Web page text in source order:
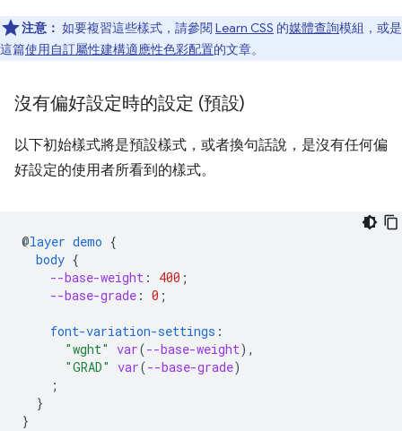
注意： 如要複習這些樣式，請參閱 Learn CSS 的媒體查詢模組，或是
這篇使用自訂屬性建構適應性色彩配置的文章。
沒有偏好設定時的設定 (預設)
以下初始樣式將是預設樣式，或者換句話說，是沒有任何偏
好設定的使用者所看到的樣式。
@layer demo {
body {
--base-weight : 400 ;
--base-grade : 0 ;
font-variation-settings :
"wght" var(--base-weight),
"GRAD" var(--base-grade)
;
}
}